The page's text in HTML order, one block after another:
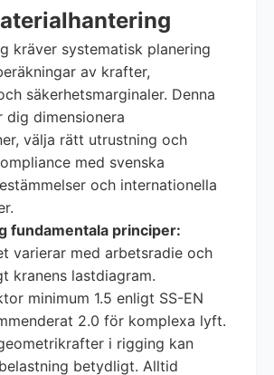
kräver systematisk planering
av krafter,
säkerhetsmarginaler. Denna
dig dimensionera
välja rätt utrustning och
med svenska
och internationella
fundamentala principer:
varierar med arbetsradie och
kranens lastdiagram.
minimum 1.5 enligt SS-EN
2.0 för komplexa lyft.
i rigging kan
betydligt. Alltid